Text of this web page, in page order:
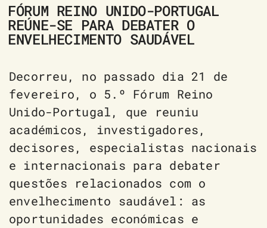
FÓRUM REINO UNIDO-PORTUGAL
REÚNE-SE PARA DEBATER O
ENVELHECIMENTO SAUDÁVEL
Decorreu, no passado dia 21 de
fevereiro, o 5.º Fórum Reino
Unido-Portugal, que reuniu
académicos, investigadores,
decisores, especialistas nacionais
e internacionais para debater
questões relacionados com o
envelhecimento saudável: as
oportunidades económicas e